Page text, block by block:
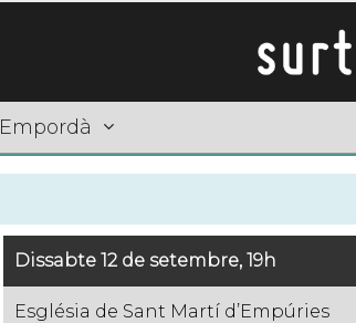
Empordà
Dissabte 12 de setembre, 19h
Església de Sant Martí d’Empúries